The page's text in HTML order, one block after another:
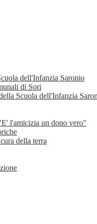
dell'Infanzia Saronio
di Sori
Scuola dell'Infanzia
l'amicizia un dono vero"
della terra